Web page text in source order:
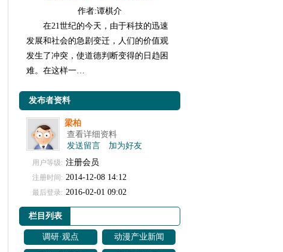
作者:谭棋介
在21世纪的今天，由于科技的迅速
发展和社会的急剧变迁，人们的价值观
发生了冲突，使道德判断变得的日趋困
难。在这样一…
发布者资料
梁柏
查看详细资料
发送留言
加为好友
用户等级: 注册会员
注册时间: 2014-12-08 14:12
最后登录: 2016-02-01 09:02
栏目列表
调研·观点 动漫产业新闻